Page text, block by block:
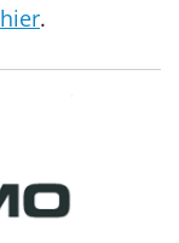
hier.